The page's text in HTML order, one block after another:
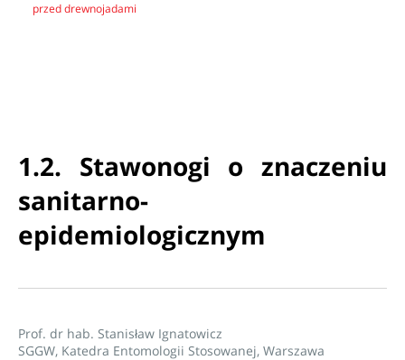
przed drewnojadami
1.2. Stawonogi o znaczeniu
sanitarno-
epidemiologicznym
Prof. dr hab. Stanisław Ignatowicz
SGGW, Katedra Entomologii Stosowanej, Warszawa